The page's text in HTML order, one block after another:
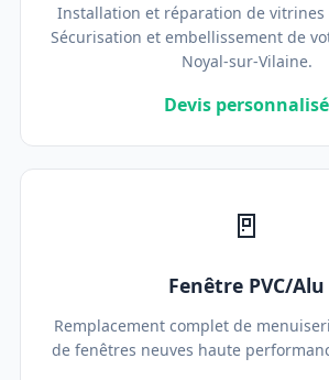
Installation et réparation de vitrines
Sécurisation et embellissement de
Noyal-sur-Vilaine.
Devis personnalisé
🚪
Fenêtre PVC/Alu
Remplacement complet de
de fenêtres neuves haute